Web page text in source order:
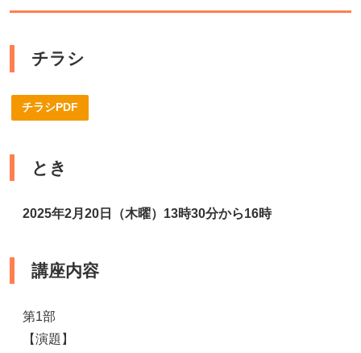
チラシ
チラシPDF
とき
2025年2月20日（木曜）13時30分から16時
講座内容
第1部
【演題】